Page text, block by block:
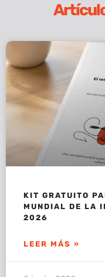
KIT GRATUITO
MUNDIAL DE LA
2026
LEER MÁS »